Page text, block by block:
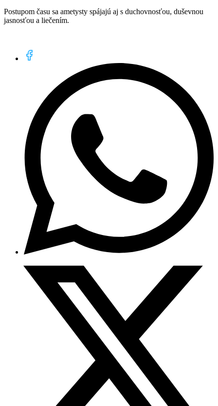
Postupom času sa ametysty spájajú aj s duchovnosťou, duševnou
jasnosťou a liečením.